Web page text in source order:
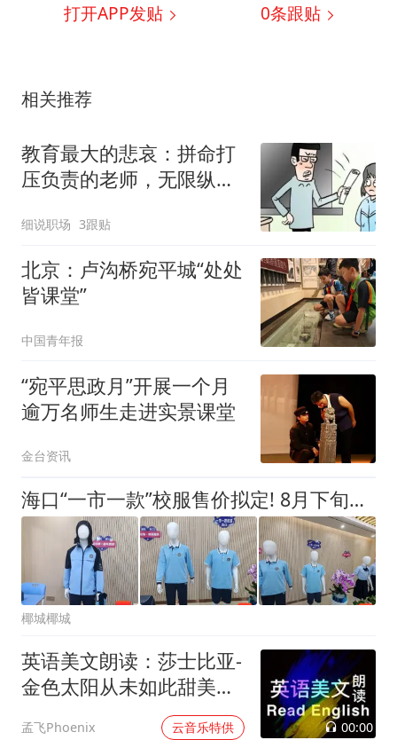
打开APP发贴 0条跟贴
相关推荐
教育最大的悲哀：拼命打
压负责的老师，无限纵容
细说职场 3跟贴
北京：卢沟桥宛平城“处处
皆课堂”
中国青年报
“宛平思政月”开展一个月
逾万名师生走进实景课堂
金台资讯
海口“一市一款”校服售价拟定! 8月下旬开售!
椰城椰城
英语美文朗读：莎士比亚-
金色太阳从未如此甜美吻
孟飞Phoenix 云音乐特供 00:00